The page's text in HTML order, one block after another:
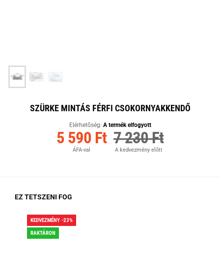
SZÜRKE MINTÁS FÉRFI CSOKORNYAKKENDŐ
Elérhetőség: A termék elfogyott
5 590 Ft
ÁFA-val
7 230 Ft
A kedvezmény előtt
EZ TETSZENI FOG
KEDVEZMÉNY -23%
RAKTÁRON